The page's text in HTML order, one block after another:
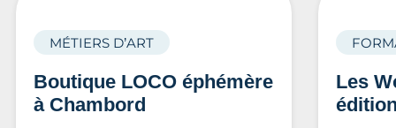
Boutique LOCO éphémère
à Chambord
MÉTIERS D’ART
Les